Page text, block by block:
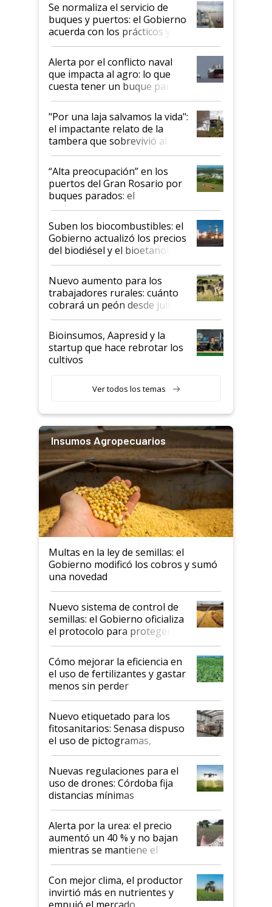
Se normaliza el servicio de
buques y puertos: el Gobierno
acuerda con los prácticos y
suspende el decreto de
desregulación
Alerta por el conflicto naval
que impacta al agro: lo que
cuesta tener un buque parado
y el peligro de que Argentina
pase a ser "país sucio"
"Por una laja salvamos la vida":
el impactante relato de la
tambera que sobrevivió al
tornado
“Alta preocupación” en los
puertos del Gran Rosario por
buques parados: el
funcionamiento de las
exportadoras en tensión tras
la medida de fuerza de los
prácticos
Suben los biocombustibles: el
Gobierno actualizó los precios
del biodiésel y el bioetanol
Nuevo aumento para los
trabajadores rurales: cuánto
cobrará un peón desde julio
Bioinsumos, Aapresid y la
startup que hace rebrotar los
cultivos
Ver todos los temas
Insumos Agropecuarios
Multas en la ley de semillas: el
Gobierno modificó los cobros y sumó
una novedad
Nuevo sistema de control de
semillas: el Gobierno oficializa
el protocolo para proteger la
propiedad intelectual
Cómo mejorar la eficiencia en
el uso de fertilizantes y gastar
menos sin perder
productividad en la campaña
fina
Nuevo etiquetado para los
fitosanitarios: Senasa dispuso
el uso de pictogramas,
palabras de advertencia e
indicaciones
Nuevas regulaciones para el
uso de drones: Córdoba fija
distancias mínimas
Alerta por la urea: el precio
aumentó un 40 % y no bajan
mientras se mantiene el
conflicto en Medio Oriente
Con mejor clima, el productor
invirtió más en nutrientes y